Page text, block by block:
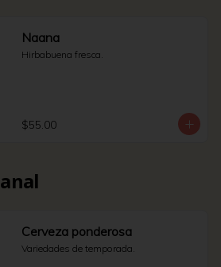
Naana
Hirbabuena fresca.
$55.00
Cerveza ponderosa
Variedades de temporada.